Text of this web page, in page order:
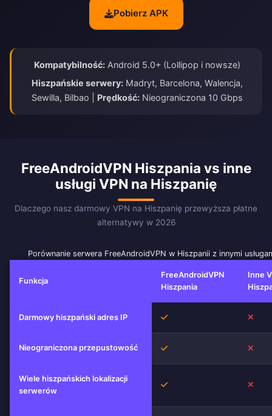
Pobierz APK
Kompatybilność:Android 5.0+ (Lollipop i nowsze)
Hiszpańskie serwery:Madryt, Barcelona, Walencja,
Sewilla, Bilbao | Prędkość:Nieograniczona 10 Gbps
FreeAndroidVPN Hiszpania vs inne
usługi VPN na Hiszpanię
Dlaczego nasz darmowy VPN na Hiszpanię przewyższa płatne
alternatywy w 2026
Porównanie serwera FreeAndroidVPN w Hiszpanii z innymi
Funkcja
FreeAndroidVPN
Hiszpania
Inne
Darmowy hiszpański adres IP Tak
Nieograniczona przepustowość Tak
Wiele hiszpańskich lokalizacji
serwerów
Tak